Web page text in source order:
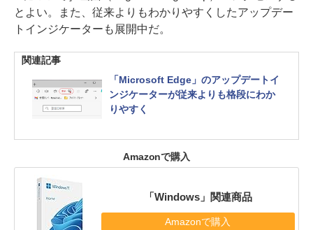
とよい。また、従来よりもわかりやすくしたアップデー
トインジケーターも展開中だ。
関連記事
「Microsoft Edge」のアップデートイ
ンジケーターが従来よりも格段にわか
りやすく
Amazonで購入
「Windows」関連商品
Amazonで購入